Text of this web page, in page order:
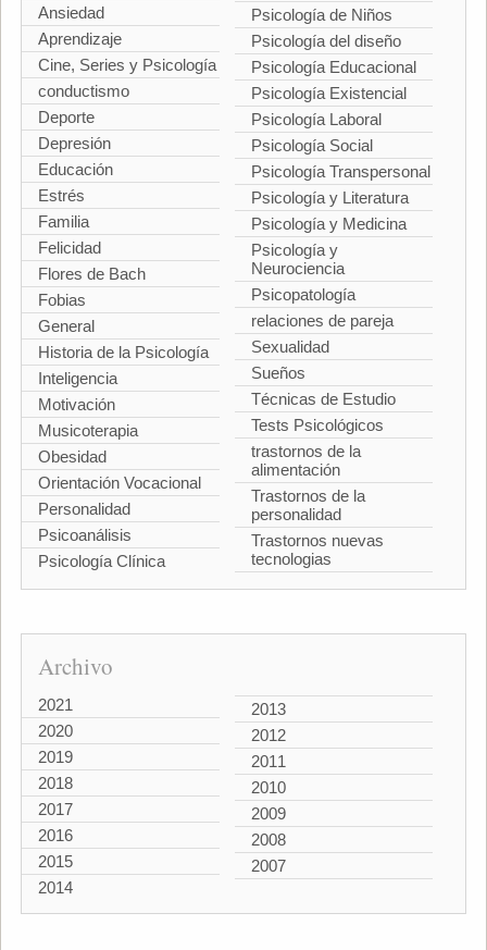
Ansiedad
Aprendizaje
Cine, Series y Psicología
conductismo
Deporte
Depresión
Educación
Estrés
Familia
Felicidad
Flores de Bach
Fobias
General
Historia de la Psicología
Inteligencia
Motivación
Musicoterapia
Obesidad
Orientación Vocacional
Personalidad
Psicoanálisis
Psicología Clínica
Psicología de Niños
Psicología del diseño
Psicología Educacional
Psicología Existencial
Psicología Laboral
Psicología Social
Psicología Transpersonal
Psicología y Literatura
Psicología y Medicina
Psicología y
Neurociencia
Psicopatología
relaciones de pareja
Sexualidad
Sueños
Técnicas de Estudio
Tests Psicológicos
trastornos de la
alimentación
Trastornos de la
personalidad
Trastornos nuevas
tecnologias
Archivo
2021
2020
2019
2018
2017
2016
2015
2014
2013
2012
2011
2010
2009
2008
2007